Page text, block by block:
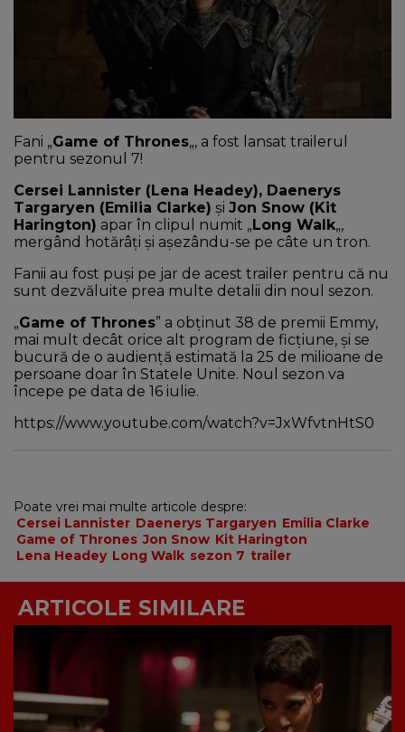
CONTUL MEU
Fani „Game of Thrones„, a fost lansat trailerul
pentru sezonul 7!
Cersei Lannister (Lena Headey), Daenerys
Targaryen (Emilia Clarke) și Jon Snow (Kit
Harington) apar în clipul numit „Long Walk„,
mergând hotărâți și așezându-se pe câte un tron.
Fanii au fost puși pe jar de acest trailer pentru că nu
sunt dezvăluite prea multe detalii din noul sezon.
„Game of Thrones” a obținut 38 de premii Emmy,
mai mult decât orice alt program de ficțiune, și se
bucură de o audiență estimată la 25 de milioane de
persoane doar în Statele Unite. Noul sezon va
începe pe data de 16 iulie.
https://www.youtube.com/watch?v=JxWfvtnHtS0
Poate vrei mai multe articole despre:
Cersei Lannister Daenerys Targaryen Emilia Clarke
Game of Thrones Jon Snow Kit Harington
Lena Headey Long Walk sezon 7 trailer
ARTICOLE SIMILARE